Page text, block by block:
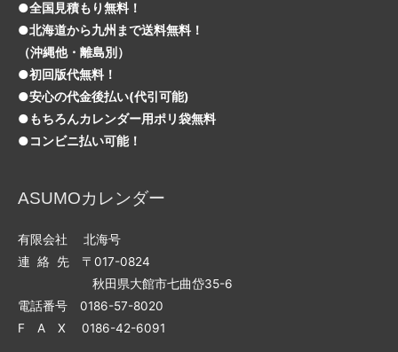
●全国見積もり無料！
●北海道から九州まで送料無料！
（沖縄他・離島別）
●初回版代無料！
●安心の代金後払い(代引可能)
●もちろんカレンダー用ポリ袋無料
●コンビニ払い可能！
ASUMOカレンダー
有限会社 北海号
連 絡 先 〒017-0824
秋田県大館市七曲岱35-6
電話番号 0186-57-8020
F A X 0186-42-6091